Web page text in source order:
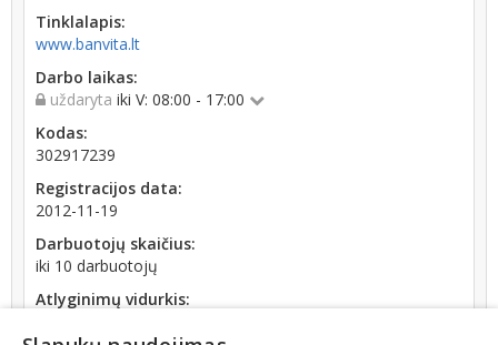
Tinklalapis:
www.banvita.lt
Darbo laikas:
uždaryta iki V: 08:00 - 17:00
Kodas:
302917239
Registracijos data:
2012-11-19
Darbuotojų skaičius:
iki 10 darbuotojų
Atlyginimų vidurkis: